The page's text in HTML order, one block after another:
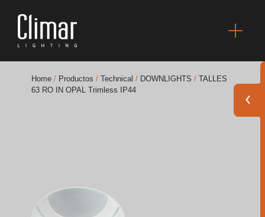
Hospitality [PT]
Home / Productos / Technical / DOWNLIGHTS / TALLES
63 RO IN OPAL Trimless IP44